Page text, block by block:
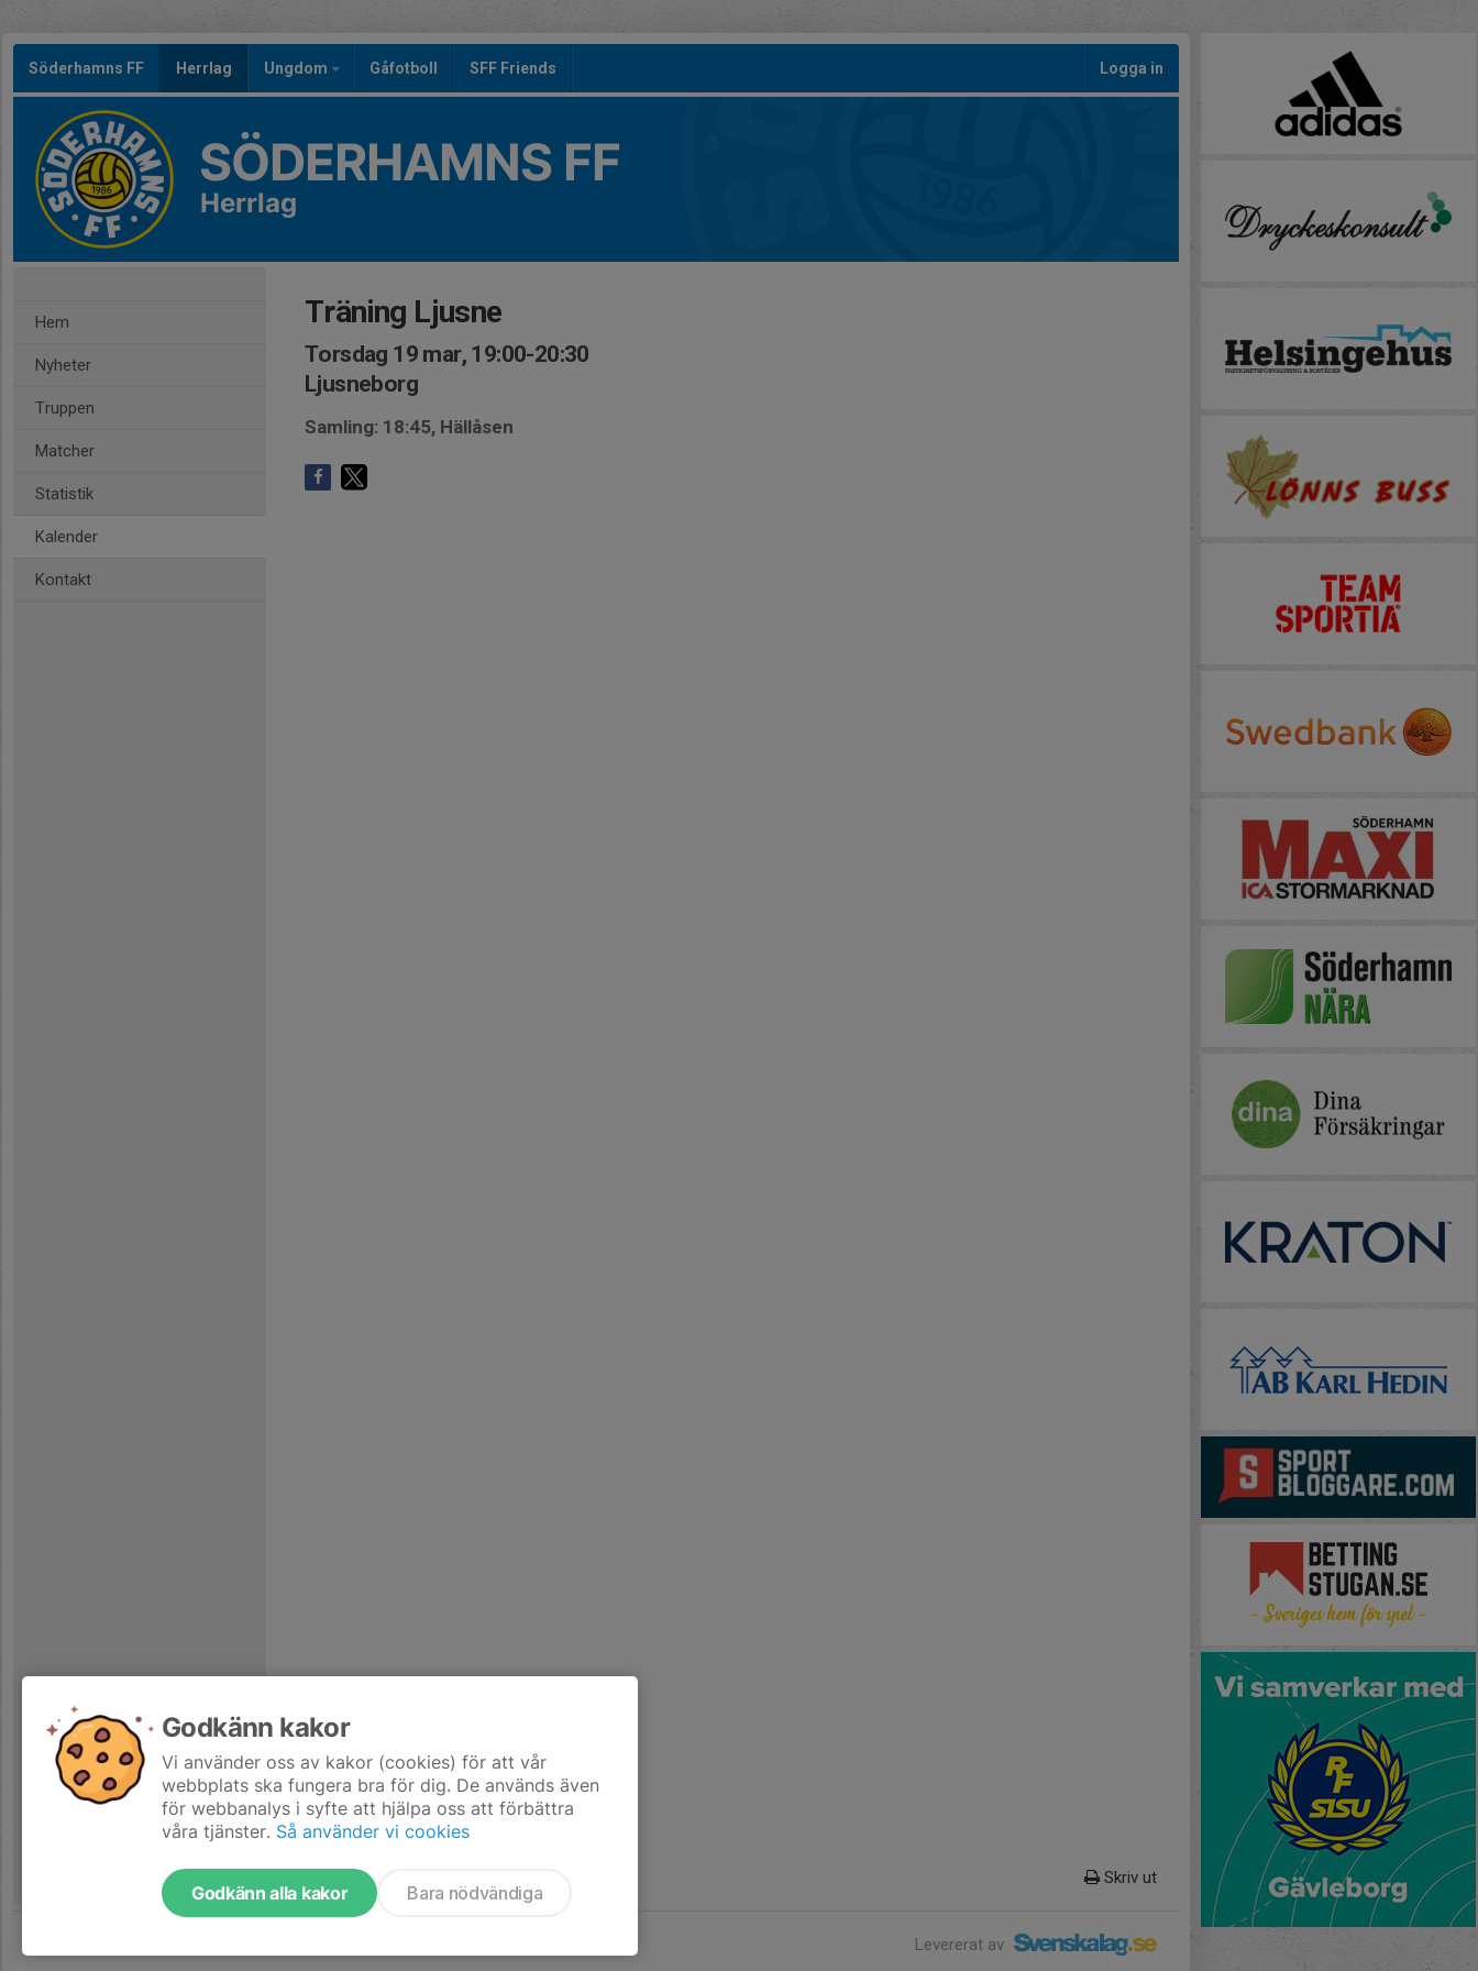
Söderhamns FF Herrlag Ungdom Gåfotboll SFF Friends Logga in
SÖDERHAMNS FF
Herrlag
Hem
Nyheter
Truppen
Matcher
Statistik
Kalender
Kontakt
Träning Ljusne
Torsdag 19 mar, 19:00-20:30
Ljusneborg
Samling: 18:45, Hällåsen
Skriv ut
Levererat av
Godkänn kakor
Vi använder oss av kakor (cookies) för att vår
webbplats ska fungera bra för dig. De används även
för webbanalys i syfte att hjälpa oss att förbättra
våra tjänster. Så använder vi cookies
Godkänn alla kakor Bara nödvändiga